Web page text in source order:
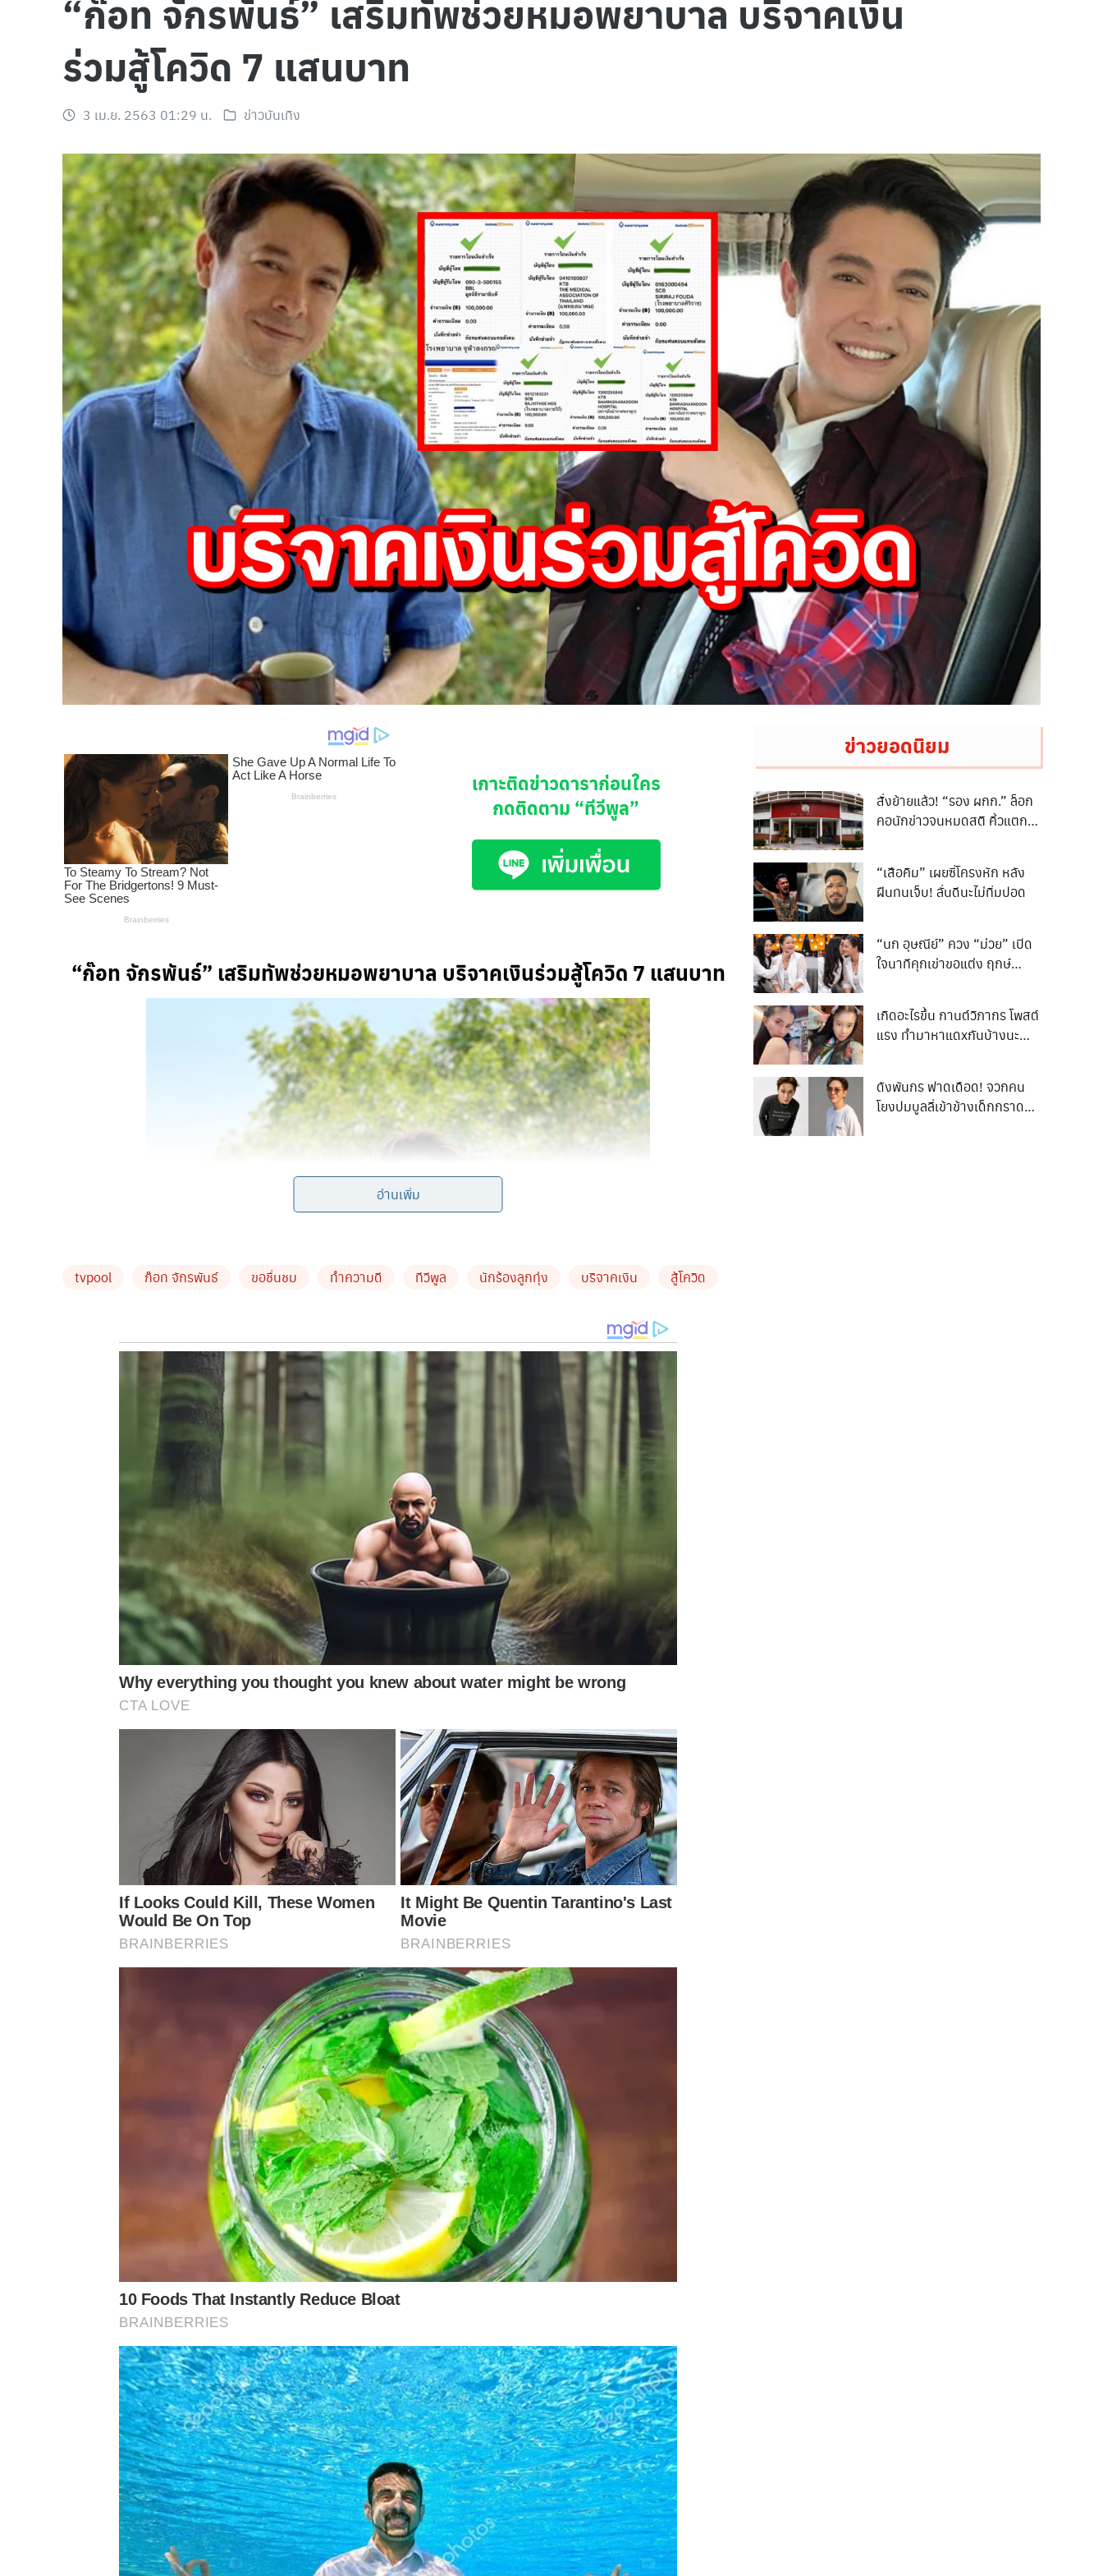
“ก๊อท จักรพันธ์” เสริมทัพช่วยหมอพยาบาล บริจาคเงิน
ร่วมสู้โควิด 7 แสนบาท
3 เม.ย. 2563 01:29 น. ข่าวบันเทิง
เกาะติดข่าวดาราก่อนใคร
กดติดตาม “ทีวีพูล”
“ก๊อท จักรพันธ์” เสริมทัพช่วยหมอพยาบาล บริจาคเงินร่วมสู้โควิด 7 แสนบาท
ถ้าจะกล่าวถึงนักร้องลกทุ่งไทยที่ดูดีทั้งหน้าตาและผลงานรวมไปถึงการวางตัวแล้วล่ะก็
เชื่อว่าหลายคนต้องนึกถึง
จักรพันธ์ เจ้าชายลูกทุ่งของประเทศไทยคนนี้กันอย่างแน่นอน
เพราะว่าเขามีคุณสมบัติที่เรา
กล่าวมาอย่างครบถ้วนนั่นเอง และที่เรียกว่าน่าทึ่งกว่านั้นก็คือ ความหล่อ ของ“ก๊อท จักรพันธ์ ครบุรีธีรโชติ” ที่ไม่ว่า
ผ่านไปกี่ปีต่อกี่ปี ผู้ชายคนนี้ก็เรียกว่าหน้าเดิม ก็หล่ออย่างนั้น ถึงแม้ว่าเขาจะเข้าวงการ
บันเทิงมาแล้วเกือบ30ปีแล้วก็ตาม
ก๊อท จักรพันธ์ ครบุรีธีรโชติ” หรือชื่อเดิม“ก๊อต
เจ้าชายลูกทุ่งก็ยังมีงานร้องเพลงตลอดๆ เจ้าตัวยังโพสต์ภาพไอจีส่วนตัวนำลูกวงซ้อมเต้นคอนเสิร์ต
ที่เรียกว่าเต้นมันส์ไม่มีตก รวมทั้งยังโชว์ออกกำลังกายไปซ้อมเพลงไป
อ่านเพิ่ม
tvpool ก๊อท จักรพันธ์ ขอชื่นชม ทำความดี ทีวีพูล นักร้องลูกทุ่ง บริจาคเงิน สู้โควิด
Why everything you thought you knew about water might be wrong
CTA LOVE
If Looks Could Kill, These Women
Would Be On Top
BRAINBERRIES
It Might Be Quentin Tarantino's Last
Movie
BRAINBERRIES
10 Foods That Instantly Reduce Bloat
BRAINBERRIES
ข่าวยอดนิยม
สั่งย้ายแล้ว! “รอง ผกก.” ล็อก
คอนักข่าวจนหมดสติ คิ้วแตก
“เสือคิม” เผยซี่โครงหัก หลัง
ฝืนทนเจ็บ! ลั่นดีนะไม่ทิ่มปอด
“นก อุษณีย์” ควง “ม่วย” เปิด
ใจนาทีคุกเข่าขอแต่ง ฤกษ์
ไม่ยกให้จะพาหนี พร้อมเผยเรื่อง
ขนหัวลุกในออฟฟิศ!
เกิดอะไรขึ้น กานต์วิภากร โพสต์
แรง ทำมาหาแดxกันบ้างนะ
เหอะอย่าหวังแม้เศษเงินจาก
พวกกู
ดังพันกร ฟาดเดือด! จวกคน
โยงปมบูลลี่เข้าข้างเด็กกราดยิง